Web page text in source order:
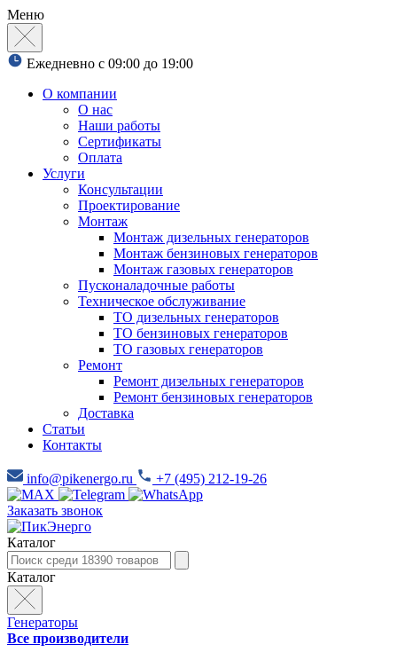
Меню
Ежедневно с 09:00 до 19:00
О компании
О нас
Наши работы
Сертификаты
Оплата
Услуги
Консультации
Проектирование
Монтаж
Монтаж дизельных генераторов
Монтаж бензиновых генераторов
Монтаж газовых генераторов
Пусконаладочные работы
Техническое обслуживание
ТО дизельных генераторов
ТО бензиновых генераторов
ТО газовых генераторов
Ремонт
Ремонт дизельных генераторов
Ремонт бензиновых генераторов
Доставка
Статьи
Контакты
info@pikenergo.ru +7 (495) 212-19-26
Заказать звонок
Каталог
Каталог
Генераторы
Все производители